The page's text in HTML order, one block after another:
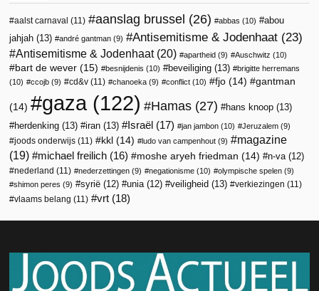
aalst carnaval (11) aanslag brussel (26) abbas (10)
abou
jahjah (13) andré gantman (9) Antisemitisme & Jodenhaat (23)
Antisemitisme & Jodenhaat(20) apartheid (9) Auschwitz (10)
bart de wever (15) besnijdenis (10) beveiliging (13)
brigitte herremans
(10)
ccojb (9) cd&v (11) chanoeka (9) conflict (10) fjo (14) gantman
(14) gaza (122) Hamas (27) hans knoop (13)
herdenking (13) iran (13) Israël (17) jan jambon (10) Jeruzalem (9)
joods onderwijs (11) kkl (14) ludo van campenhout (9)
magazine
(19)
michael freilich (16) moshe aryeh friedman (14) n-va (12)
nederland (11) nederzettingen (9) negationisme (10) olympische spelen (9)
shimon peres (9) syrië (12) unia (12) veiligheid (13) verkiezingen (11)
vlaams belang (11) vrt (18)